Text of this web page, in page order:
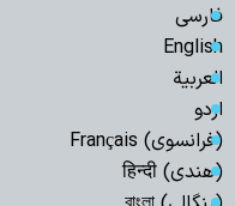
فارسی
English
العربیة
اردو
(فرانسوی) Français
(هندی) हिन्दी